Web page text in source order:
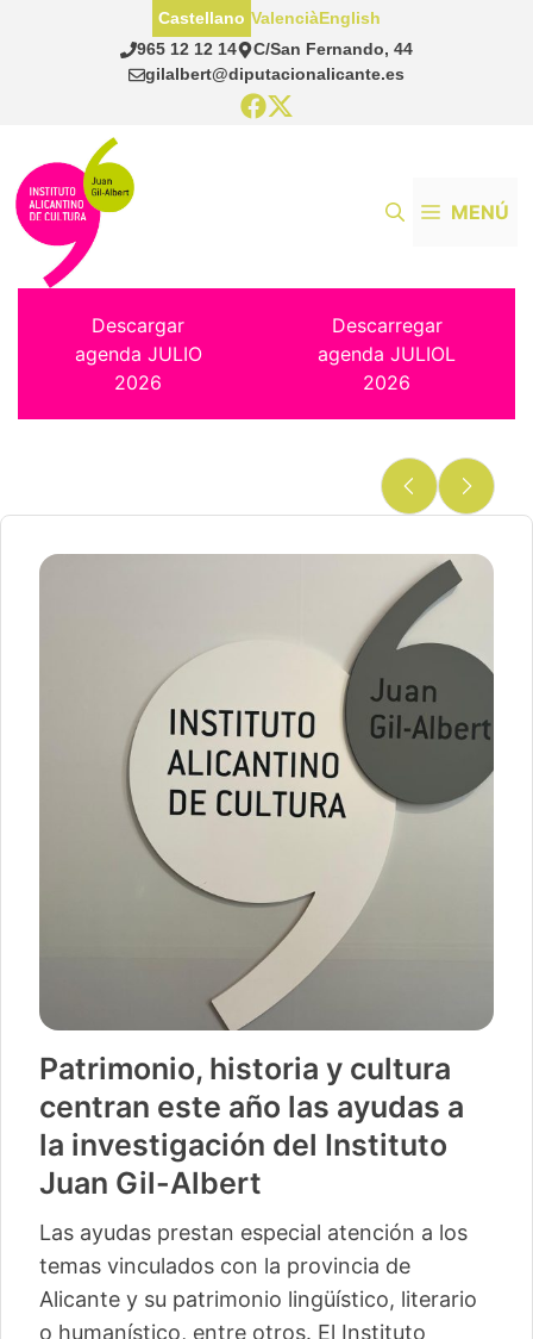
965 12 12 14
C/San Fernando, 44
gilalbert@diputacionalicante.es
Castellano ValenciàEnglish
MENÚ
Descargar
agenda JULIO
2026
Descarregar
agenda JULIOL
2026
Patrimonio, historia y cultura
centran este año las ayudas a
la investigación del Instituto
Juan Gil-Albert
Las ayudas prestan especial atención a los
temas vinculados con la provincia de
Alicante y su patrimonio lingüístico, literario
o humanístico, entre otros. El Instituto